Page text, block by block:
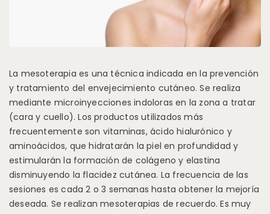
La mesoterapia es una técnica indicada en la prevención
y tratamiento del envejecimiento cutáneo. Se realiza
mediante microinyecciones indoloras en la zona a tratar
(cara y cuello). Los productos utilizados más
frecuentemente son vitaminas, ácido hialurónico y
aminoácidos, que hidratarán la piel en profundidad y
estimularán la formación de colágeno y elastina
disminuyendo la flacidez cutánea. La frecuencia de las
sesiones es cada 2 o 3 semanas hasta obtener la mejoría
deseada. Se realizan mesoterapias de recuerdo. Es muy